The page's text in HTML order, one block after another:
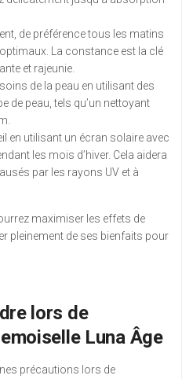
de préférence tous les matins
La constance est la clé
et rajeunie.
de la peau en utilisant des
de peau, tels qu’un nettoyant
en utilisant un écran solaire avec
les mois d’hiver. Cela aidera
par les rayons UV et à
maximiser les effets de
pleinement de ses bienfaits pour
lors de
Luna Âge
précautions lors de